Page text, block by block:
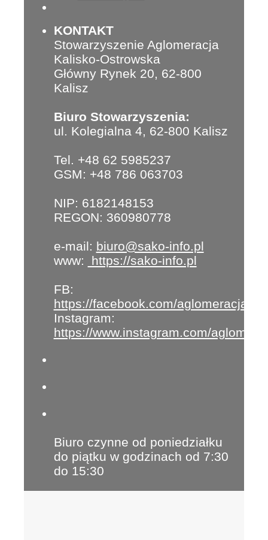
KONTAKT
Stowarzyszenie Aglomeracja
Kalisko-Ostrowska
Główny Rynek 20, 62-800
Kalisz
Biuro Stowarzyszenia:
ul. Kolegialna 4, 62-800 Kalisz
Tel. +48 62 5985237
GSM: +48 786 063703
NIP: 6182148153
REGON: 360980778
e-mail: biuro@sako-info.pl
www:
https://sako-info.pl
FB:
https://facebook.com/aglomeracja
Instagram:
https://www.instagram.com/
Biuro czynne od poniedziałku
do piątku w godzinach od 7:30
do 15:30